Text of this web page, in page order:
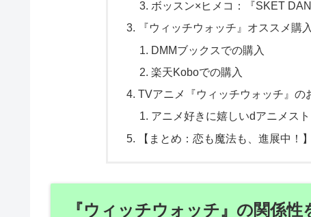
ボッスン×ヒメコ：『SKET
『ウィッチウォッチ』オススメ購
DMMブックスでの購入
楽天Koboでの購入
TVアニメ『ウィッチウォッチ』の
アニメ好きに嬉しいdアニメスト
【まとめ：恋も魔法も、進展中！】
『ウィッチウォッチ』の関係性